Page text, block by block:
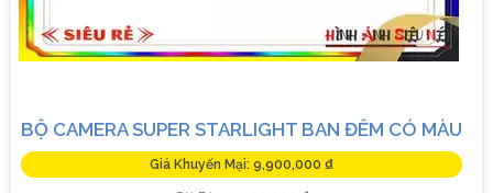
nơi.
#### Sản phẩm của lòng tin và uy tín:- iTech Security
chuyên nghiệp từ Chiến Long Việt Nam.
### Liên hệ để biết thêm thông tin và đặt hàng:- Website:
www.chienlongvietnam.com- Hotline: 1800 1234
BỘ CAMERA SUPER STARLIGHT BAN ĐÊM CÓ MÀU
Giá Khuyến Mại: 9,900,000 ₫